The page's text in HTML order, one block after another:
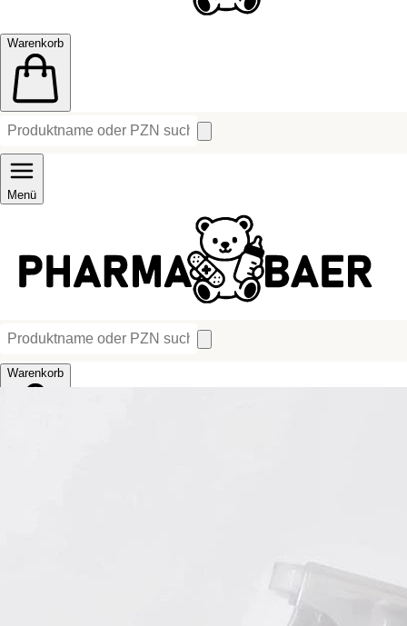
Warenkorb
Menü
Warenkorb